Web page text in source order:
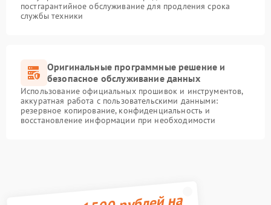
постгарантийное обслуживание для продления срока
службы техники
Оригинальные программные решение и
безопасное обслуживание данных
Использование официальных прошивок и инструментов,
аккуратная работа с пользовательскими данными:
резервное копирование, конфиденциальность и
восстановление информации при необходимости